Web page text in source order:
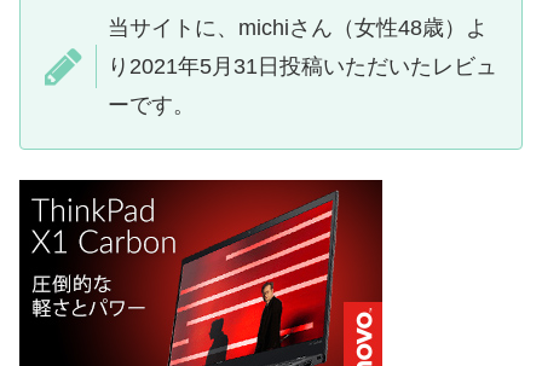
当サイトに、michiさん（女性48歳）よ
り2021年5月31日投稿いただいたレビュ
ーです。